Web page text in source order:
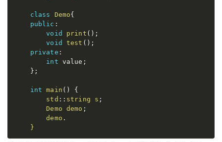
class Demo{
public :
void
print ( ) ;
void
test ( ) ;
private :
int value ;
} ;
int main ( )
{
        std
:: string s ;
        Demo demo
;
        demo
.